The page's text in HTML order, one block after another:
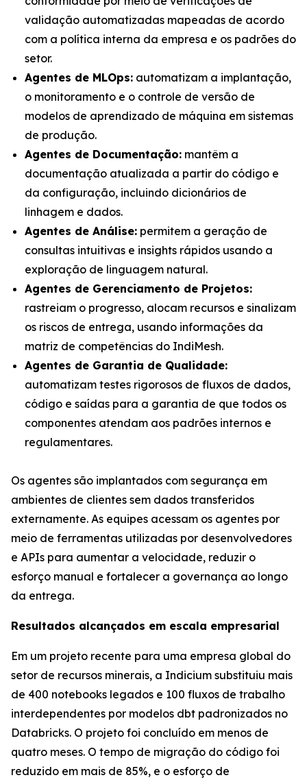
validação automatizadas mapeadas de acordo
com a política interna da empresa e os padrões do
setor.
Agentes de MLOps: automatizam a implantação,
o monitoramento e o controle de versão de
modelos de aprendizado de máquina em sistemas
de produção.
Agentes de Documentação: mantêm a
documentação atualizada a partir do código e
da configuração, incluindo dicionários de
linhagem e dados.
Agentes de Análise: permitem a geração de
consultas intuitivas e insights rápidos usando a
exploração de linguagem natural.
Agentes de Gerenciamento de Projetos:
rastreiam o progresso, alocam recursos e sinalizam
os riscos de entrega, usando informações da
matriz de competências do IndiMesh.
Agentes de Garantia de Qualidade:
automatizam testes rigorosos de fluxos de dados,
código e saídas para a garantia de que todos os
componentes atendam aos padrões internos e
regulamentares.
Os agentes são implantados com segurança em
ambientes de clientes sem dados transferidos
externamente. As equipes acessam os agentes por
meio de ferramentas utilizadas por desenvolvedores
e APIs para aumentar a velocidade, reduzir o
esforço manual e fortalecer a governança ao longo
da entrega.
Resultados alcançados em escala empresarial
Em um projeto recente para uma empresa global do
setor de recursos minerais, a Indicium substituiu mais
de 400 notebooks legados e 100 fluxos de trabalho
interdependentes por modelos dbt padronizados no
Databricks. O projeto foi concluído em menos de
quatro meses. O tempo de migração do código foi
reduzido em mais de 85%, e o esforço de